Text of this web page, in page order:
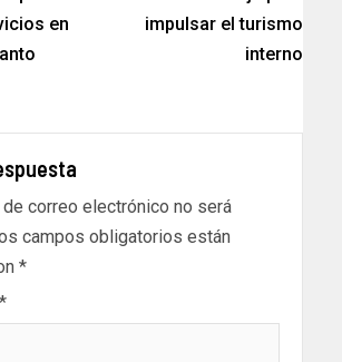
en
impulsar el turismo
interno
correo electrónico no será
campos obligatorios están
*
*